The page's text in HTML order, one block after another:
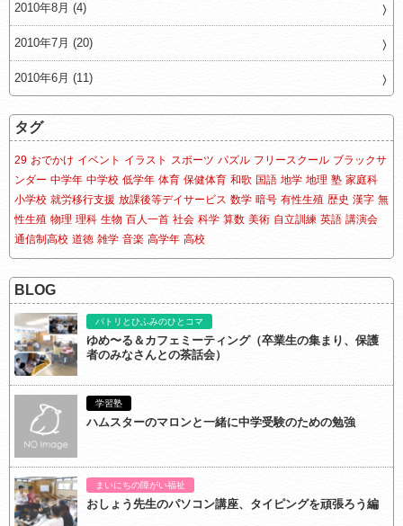
2010年8月 (4)
2010年7月 (20)
2010年6月 (11)
タグ
29 おでかけ イベント イラスト スポーツ パズル フリースクール ブラックサ
ンダー 中学年 中学校 低学年 体育 保健体育 和歌 国語 地学 地理 塾 家庭科
小学校 就労移行支援 放課後等デイサービス 数学 暗号 有性生殖 歴史 漢字 無
性生殖 物理 理科 生物 百人一首 社会 科学 算数 美術 自立訓練 英語 講演会
通信制高校 道徳 雑学 音楽 高学年 高校
BLOG
パトリとひふみのひとコマ
ゆめ〜る＆カフェミーティング（卒業生の集まり、保護
者のみなさんとの茶話会）
学習塾
ハムスターのマロンと一緒に中学受験のための勉強
まいにちの障がい福祉
おしょう先生のパソコン講座、タイピングを頑張ろう編